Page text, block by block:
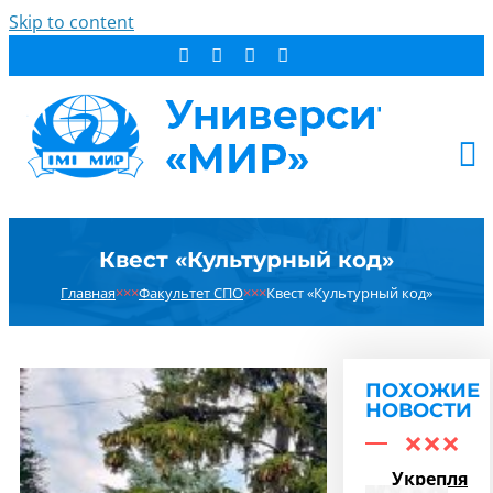
Skip to content
СТУДЕНТУ
ДОПОБРАЗОВАНИЕ
НОВОСТИ
КОНТАКТЫ
РЕЗУЛЬТАТ ПОИСКА:
Квест «Культурный код»
Главная×××Факультет СПО×××Квест «Культурный код»
ПОХОЖИЕ
НОВОСТИ
Укрепляем